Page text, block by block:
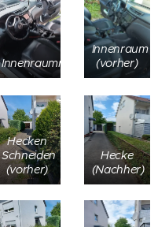
Innenraumreinigung
Innenraum
(vorher)
Hecken
Schneiden
(vorher)
Hecke
(Nachher)